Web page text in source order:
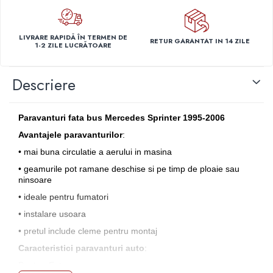
Capace r14 Nissan
Capace r14 Opel
Capace r14 Seat
Capace r14 Volvo
Capace roti marimea 15'
Capace r15 Alfa Romeo
Capace r15 Audi
Capace r15 BMW
Capace r15 Citroen
Capace r15 Dacia
Capace r15 Daewo
Capace r15 Ford
Capace r15 Hyundai
LIVRARE RAPIDĂ ÎN TERMEN DE
1-2 ZILE LUCRĂTOARE
RETUR GARANTAT IN 14 ZILE
Descriere
Paravanturi fata bus Mercedes Sprinter 1995-2006
Avantajele paravanturilor:
• mai buna circulatie a aerului in masina
• geamurile pot ramane deschise si pe timp de ploaie sau
ninsoare
• ideale pentru fumatori
• instalare usoara
• pretul include cleme pentru montaj
Caracteristici paravanturi auto: